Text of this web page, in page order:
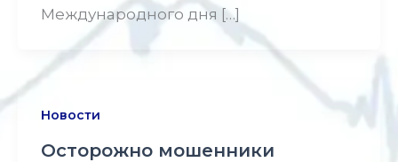
Международного дня […]
Новости
Осторожно мошенники